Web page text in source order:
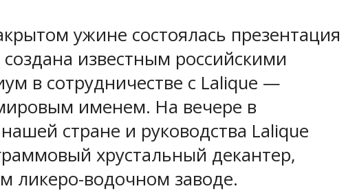
ужине состоялась презентация
известным российскими
в сотрудничестве с Lalique —
именем. На вечере в
стране и руководства Lalique
хрустальный декантер,
ликеро-водочном заводе.